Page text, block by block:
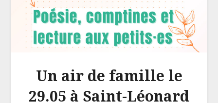
Un air de famille le
29.05 à Saint-Léonard